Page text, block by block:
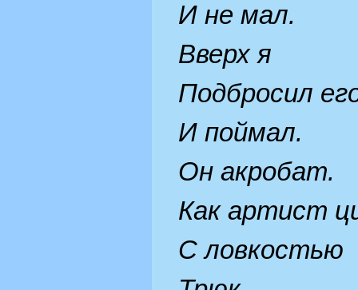
И не мал.
Вверх я
Подбросил
И поймал.
Он акробат.
Как артист
С ловкостью